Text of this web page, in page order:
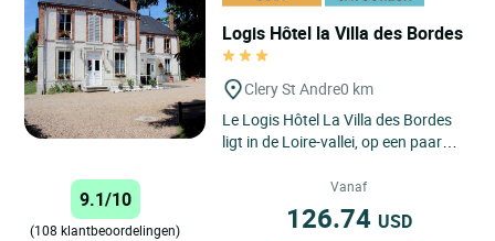
Logis Hôtel la Villa des Bordes
Clery St Andre0 km
Le Logis Hôtel La Villa des Bordes
ligt in de Loire-vallei, op een paar
9.1/10
(108 klantbeoordelingen)
Vanaf
126.74 USD